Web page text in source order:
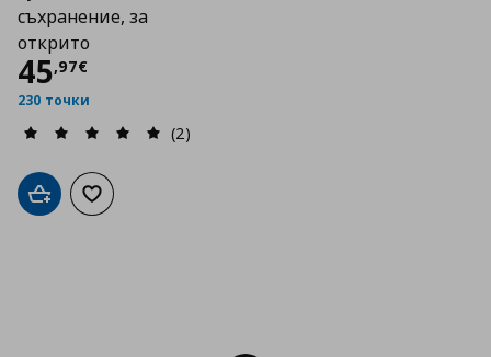
съхранение, за
открито
45,97€
Цена
230 точки
(2)
Добави в кошницата
Добави към списъка с любими